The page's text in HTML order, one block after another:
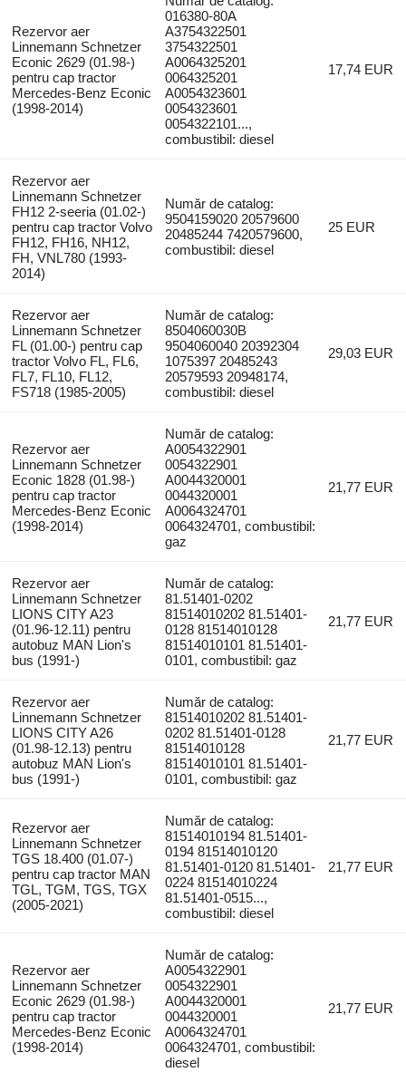
Rezervor aer
Linnemann Schnetzer
Econic 2629 (01.98-)
pentru cap tractor
Mercedes-Benz Econic
(1998-2014)
016380-80A
A3754322501
3754322501
A0064325201
0064325201
A0054323601
0054323601
0054322101...,
combustibil: diesel
17,74 EUR
Rezervor aer
Linnemann Schnetzer
FH12 2-seeria (01.02-)
pentru cap tractor Volvo
FH12, FH16, NH12,
FH, VNL780 (1993-
2014)
Număr de catalog:
9504159020 20579600
20485244 7420579600,
combustibil: diesel
25 EUR
Rezervor aer
Linnemann Schnetzer
FL (01.00-) pentru cap
tractor Volvo FL, FL6,
FL7, FL10, FL12,
FS718 (1985-2005)
Număr de catalog:
8504060030B
9504060040 20392304
1075397 20485243
20579593 20948174,
combustibil: diesel
29,03 EUR
Rezervor aer
Linnemann Schnetzer
Econic 1828 (01.98-)
pentru cap tractor
Mercedes-Benz Econic
(1998-2014)
Număr de catalog:
A0054322901
0054322901
A0044320001
0044320001
A0064324701
0064324701, combustibil:
gaz
21,77 EUR
Rezervor aer
Linnemann Schnetzer
LIONS CITY A23
(01.96-12.11) pentru
autobuz MAN Lion's
bus (1991-)
Număr de catalog:
81.51401-0202
81514010202 81.51401-
0128 81514010128
81514010101 81.51401-
0101, combustibil: gaz
21,77 EUR
Rezervor aer
Linnemann Schnetzer
LIONS CITY A26
(01.98-12.13) pentru
autobuz MAN Lion's
bus (1991-)
Număr de catalog:
81514010202 81.51401-
0202 81.51401-0128
81514010128
81514010101 81.51401-
0101, combustibil: gaz
21,77 EUR
Rezervor aer
Linnemann Schnetzer
TGS 18.400 (01.07-)
pentru cap tractor MAN
TGL, TGM, TGS, TGX
(2005-2021)
Număr de catalog:
81514010194 81.51401-
0194 81514010120
81.51401-0120 81.51401-
0224 81514010224
81.51401-0515...,
combustibil: diesel
21,77 EUR
Rezervor aer
Linnemann Schnetzer
Econic 2629 (01.98-)
pentru cap tractor
Mercedes-Benz Econic
(1998-2014)
Număr de catalog:
A0054322901
0054322901
A0044320001
0044320001
A0064324701
0064324701, combustibil:
diesel
21,77 EUR